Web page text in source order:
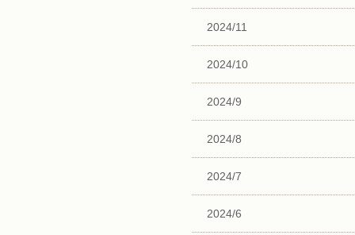
2024/11
2024/10
2024/9
2024/8
2024/7
2024/6